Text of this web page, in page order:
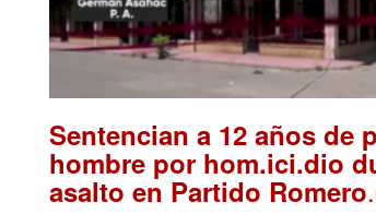
Sentencian a 12 años de
hombre por hom.ici.dio
asalto en Partido Romero